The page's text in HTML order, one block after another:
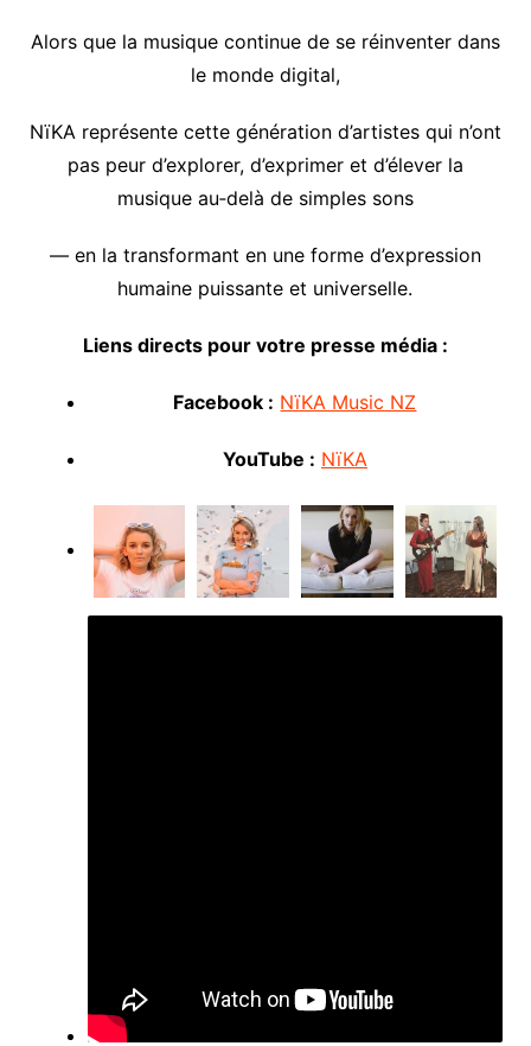
Alors que la musique continue de se réinventer dans
le monde digital,
NïKA représente cette génération d’artistes qui n’ont
pas peur d’explorer, d’exprimer et d’élever la
musique au‑delà de simples sons
— en la transformant en une forme d’expression
humaine puissante et universelle.
Liens directs pour votre presse média :
Facebook : NïKA Music NZ
YouTube : NïKA